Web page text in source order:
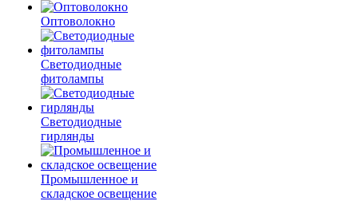
Оптоволокно
Светодиодные
фитолампы
Светодиодные
гирлянды
Промышленное и
складское освещение